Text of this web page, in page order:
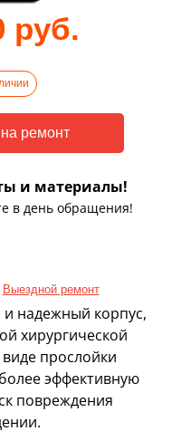
руб.
и материалы!
в день обращения!
Выездной ремонт
надежный корпус,
хирургической
прослойки
эффективную
повреждения